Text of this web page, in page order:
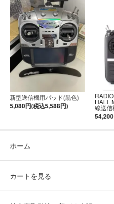
新型送信機用パッド(黒色)
5,080円(税込5,588円) HALL
線送
ホーム
カートを見る